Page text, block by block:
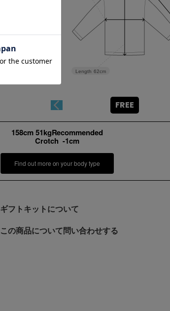
Length 62cm
FREE
158cm 51kgRecommended
Crotch -1cm
Find out more on your body type
ギフトキットについて
この商品について問い合わせする